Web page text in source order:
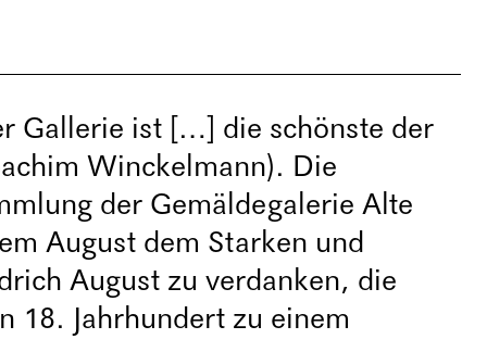
Gallerie ist […] die schönste der
Winckelmann). Die
der Gemäldegalerie Alte
August dem Starken und
August zu verdanken, die
18. Jahrhundert zu einem